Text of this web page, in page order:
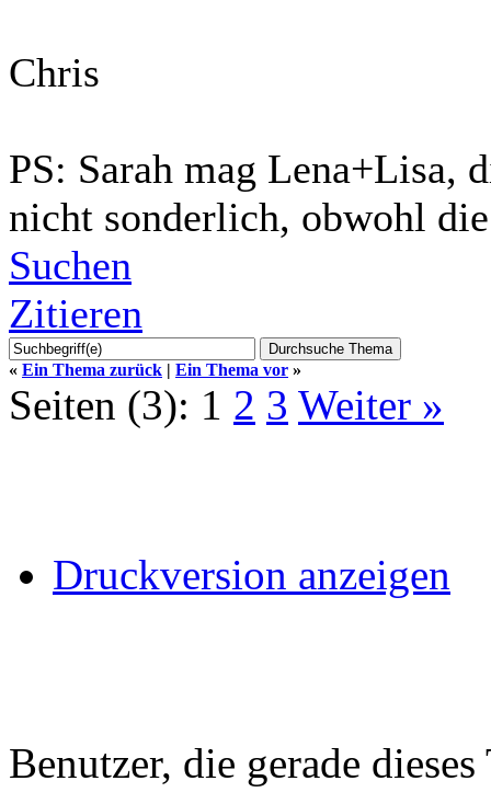
Chris
PS: Sarah mag Lena+Lisa,
nicht sonderlich, obwohl
Suchen
Zitieren
« Ein Thema zurück | Ein Thema vor »
Seiten (3): 1 2 3 Weiter »
Druckversion anzeigen
Benutzer, die gerade